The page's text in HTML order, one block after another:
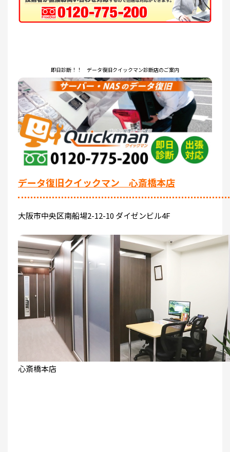
即日診断！！ データ復旧クイックマン診断店のご案内
データ復旧クイックマン 心斎橋本店
大阪市中央区南船場2-12-10 ダイゼンビル4F
心斎橋本店